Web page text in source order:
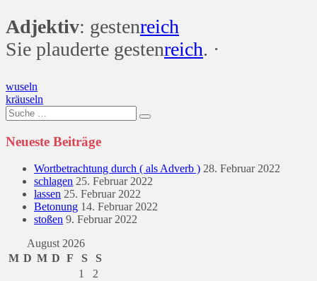
Adjektiv: gestenreich
Sie plauderte gestenreich. ·
Beitragsnavigation
wuseln
kräuseln
Suche
nach:
Neueste Beiträge
Wortbetrachtung durch ( als Adverb ) 28. Februar 2022
schlagen 25. Februar 2022
lassen 25. Februar 2022
Betonung 14. Februar 2022
stoßen 9. Februar 2022
August 2026
M D M D F S
S
1
2